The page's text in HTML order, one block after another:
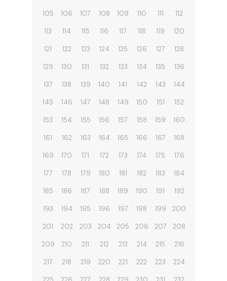
105 106 107 108 109 110 111 112
113 114 115 116 117 118 119 120
121 122 123 124 125 126 127 128
129 130 131 132 133 134 135 136
137 138 139 140 141 142 143 144
145 146 147 148 149 150 151 152
153 154 155 156 157 158 159 160
161 162 163 164 165 166 167 168
169 170 171 172 173 174 175 176
177 178 179 180 181 182 183 184
185 186 187 188 189 190 191 192
193 194 195 196 197 198 199 200
201 202 203 204 205 206 207 208
209 210 211 212 213 214 215 216
217 218 219 220 221 222 223 224